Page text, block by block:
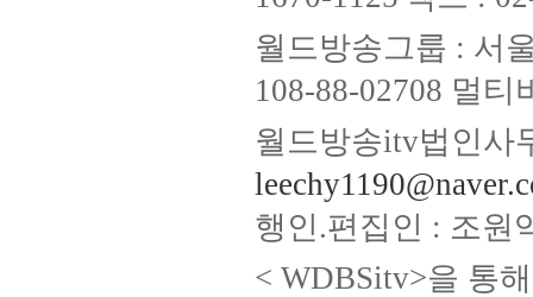
월드방송그룹 : 서
108-88-02708 멀
월드방송itv법인사
행인.편집인 : 조원
< WDBSitv>을 통